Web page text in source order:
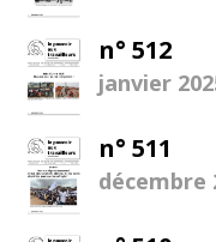
n° 512
janvier
n° 511
décembre